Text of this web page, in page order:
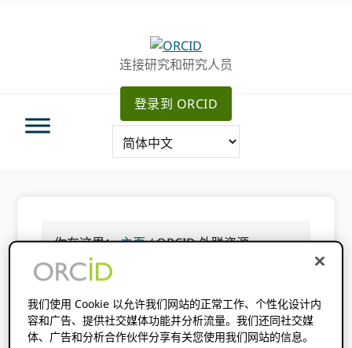
连接研究和研究人员
登录到 ORCID
你在这里：主页/ORCID 外联资源
ORCID 外联资源
我们使用 Cookie 以允许我们网站的正常工作、个性化设计内
容和广告、提供社交媒体功能并分析流量。我们还同社交媒
体、广告和分析合作伙伴分享有关您使用我们网站的信息。